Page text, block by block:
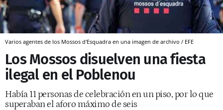
Varios agentes de los Mossos d'Esquadra en una imagen de archivo / EFE
Los Mossos disuelven una fiesta
ilegal en el Poblenou
Había 11 personas de celebración en un piso, por lo que
superaban el aforo máximo de seis